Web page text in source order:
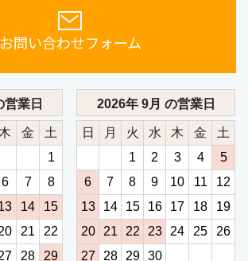
お問い合わせフォーム